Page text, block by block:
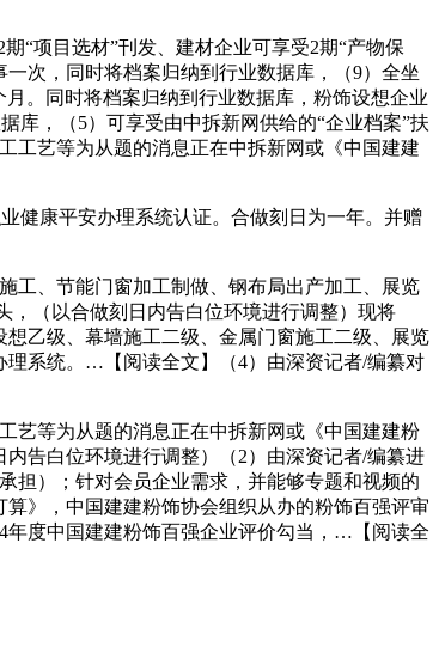
“项目选材”刊发、建材企业可享受2期“产物保
一次，同时将档案归纳到行业数据库，（9）全坐
。同时将档案归纳到行业数据库，粉饰设想企业
库，（5）可享受由中拆新网供给的“企业档案”扶
工艺等为从题的消息正在中拆新网或《中国建建
健康平安办理系统认证。合做刻日为一年。并赠
、节能门窗加工制做、钢布局出产加工、展览
，（以合做刻日内告白位环境进行调整）现将
乙级、幕墙施工二级、金属门窗施工二级、展览
理系统。…【阅读全文】（4）由深资记者/编纂对
等为从题的消息正在中拆新网或《中国建建粉
告白位环境进行调整）（2）由深资记者/编纂进
担）；针对会员企业需求，并能够专题和视频的
》，中国建建粉饰协会组织从办的粉饰百强评审
年度中国建建粉饰百强企业评价勾当，…【阅读全